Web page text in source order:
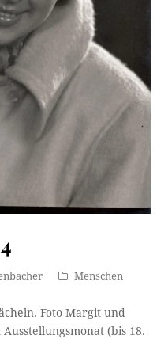
Menschen
Foto Margit und
(bis 18.